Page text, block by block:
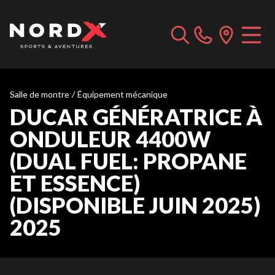
Salle de montre / Équipement mécanique
DUCAR GÉNÉRATRICE À
ONDULEUR 4400W
(DUAL FUEL: PROPANE
ET ESSENCE)
(DISPONIBLE JUIN 2025)
2025